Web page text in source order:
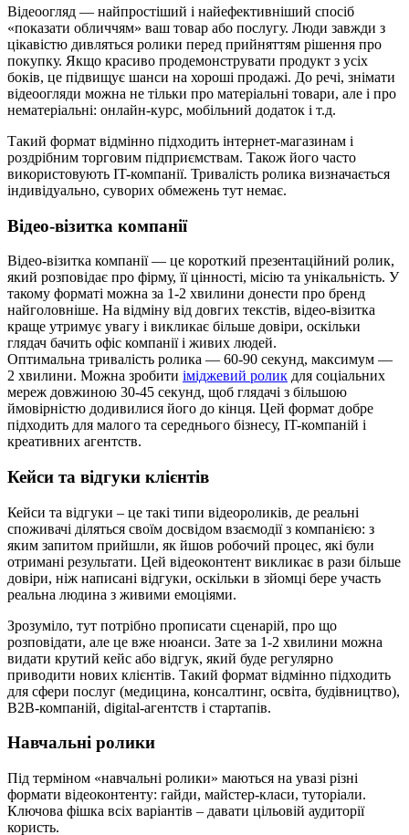
Відеоогляд — найпростіший і найефективніший спосіб
«показати обличчям» ваш товар або послугу. Люди завжди з
цікавістю дивляться ролики перед прийняттям рішення про
покупку. Якщо красиво продемонструвати продукт з усіх
боків, це підвищує шанси на хороші продажі. До речі, знімати
відеоогляди можна не тільки про матеріальні товари, але і про
нематеріальні: онлайн-курс, мобільний додаток і т.д.
Такий формат відмінно підходить інтернет-магазинам і
роздрібним торговим підприємствам. Також його часто
використовують IT-компанії. Тривалість ролика визначається
індивідуально, суворих обмежень тут немає.
Відео-візитка компанії
Відео-візитка компанії — це короткий презентаційний ролик,
який розповідає про фірму, її цінності, місію та унікальність. У
такому форматі можна за 1-2 хвилини донести про бренд
найголовніше. На відміну від довгих текстів, відео-візитка
краще утримує увагу і викликає більше довіри, оскільки
глядач бачить офіс компанії і живих людей.
Оптимальна тривалість ролика — 60-90 секунд, максимум —
2 хвилини. Можна зробити іміджевий ролик для соціальних
мереж довжиною 30-45 секунд, щоб глядачі з більшою
ймовірністю додивилися його до кінця. Цей формат добре
підходить для малого та середнього бізнесу, IT-компаній і
креативних агентств.
Кейси та відгуки клієнтів
Кейси та відгуки – це такі типи відеороликів, де реальні
споживачі діляться своїм досвідом взаємодії з компанією: з
яким запитом прийшли, як йшов робочий процес, які були
отримані результати. Цей відеоконтент викликає в рази більше
довіри, ніж написані відгуки, оскільки в зйомці бере участь
реальна людина з живими емоціями.
Зрозуміло, тут потрібно прописати сценарій, про що
розповідати, але це вже нюанси. Зате за 1-2 хвилини можна
видати крутий кейс або відгук, який буде регулярно
приводити нових клієнтів. Такий формат відмінно підходить
для сфери послуг (медицина, консалтинг, освіта, будівництво),
B2B-компаній, digital-агентств і стартапів.
Навчальні ролики
Під терміном «навчальні ролики» маються на увазі різні
формати відеоконтенту: гайди, майстер-класи, туторіали.
Ключова фішка всіх варіантів – давати цільовій аудиторії
користь.